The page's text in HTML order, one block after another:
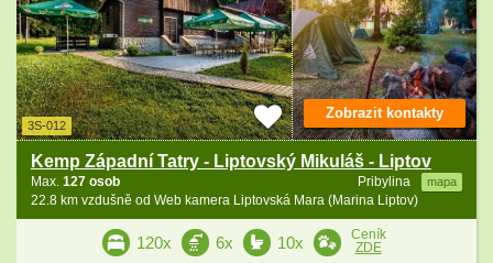
3S-012
Kemp Západní Tatry - Liptovský Mikuláš - Liptov
Pribylina mapa
Max. 127 osob
22.8 km vzdušně od Web kamera Liptovská Mara (Marina Liptov)
Zobrazit kontakty
120x 6x 10x
Ceník
ZDE